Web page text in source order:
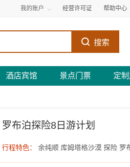
我的账户 经营许可证 帮助中心
搜索
酒店宾馆 景点门票 定
罗布泊探险8日游计划
行程特色： 余纯顺 库姆塔格沙漠 探险 罗